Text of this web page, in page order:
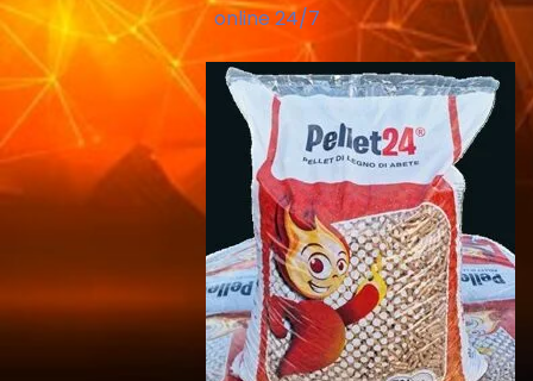
online 24/7